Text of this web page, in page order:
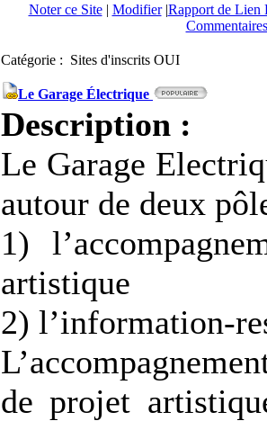
Noter ce Site| Modifier|Rapport de Lien
Catégorie : Sites d'inscrits OUI
Le Garage Électrique
Description :
Le Garage
autour de deux
1)
artistique
2) l’information-
de projet